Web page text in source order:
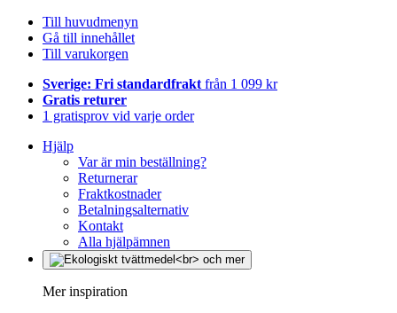
Till huvudmenyn
Gå till innehållet
Till varukorgen
Sverige: Fri standardfrakt från 1 099 kr
Gratis returer
1 gratisprov vid varje order
Hjälp
Var är min beställning?
Returnerar
Fraktkostnader
Betalningsalternativ
Kontakt
Alla hjälpämnen
Mer inspiration